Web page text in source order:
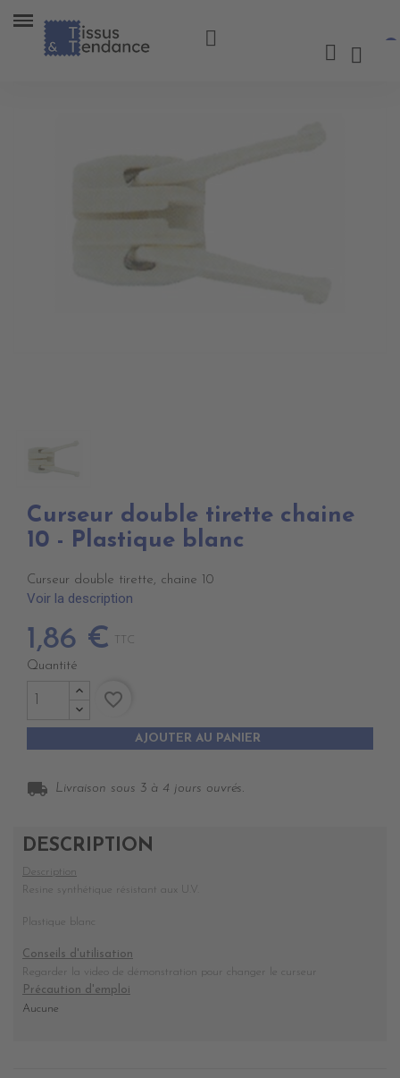
Curseur double tirette chaine
10 - Plastique blanc
Curseur double tirette, chaine 10
Voir la description
1,86 € TTC
Quantité
AJOUTER AU PANIER
favorite_border
local_shipping Livraison sous 3 à 4 jours ouvrés.
DESCRIPTION
Description
Resine synthétique résistant aux U.V.
Plastique blanc
Conseils d'utilisation
Regarder la video de démonstration pour changer le curseur
Précaution d'emploi
Aucune